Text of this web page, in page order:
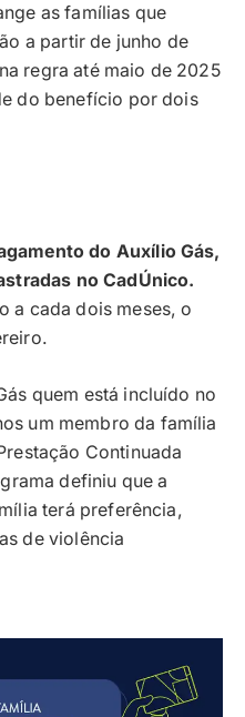
as famílias que
a partir de junho de
regra até maio de 2025
do benefício por dois
do Auxílio Gás,
no CadÚnico.
a cada dois meses, o
quem está incluído no
um membro da família
Continuada
definiu que a
terá preferência,
de violência